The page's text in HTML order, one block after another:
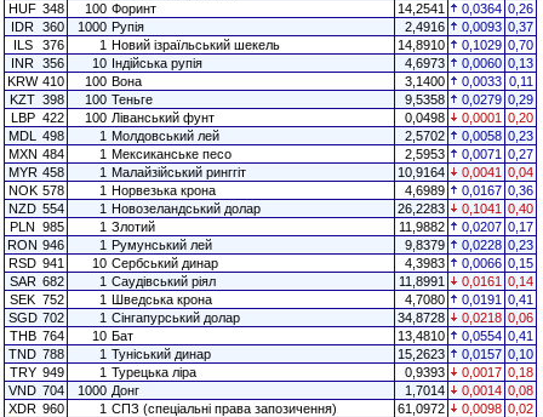
HUF 348 100 Форинт 14,2541 0,0364 0,26
IDR 360 1000 Рупія 2,4916 0,0093 0,37
ILS
376 1 Новий ізраїльський шекель 14,8910 0,1029 0,70
INR 356 10 Індійська рупія 4,6973 0,0060 0,13
KRW 410 100 Вона 3,1400 0,0033 0,11
KZT 398 100 Теньге 9,5358 0,0279 0,29
LBP 422 100 Ліванський фунт 0,0498 0,0001 0,20
MDL
498 1 Молдовський лей 2,5702 0,0058 0,23
MXN 484 1 Мексиканське песо 2,5953 0,0071 0,27
MYR 458 1 Малайзійський ринггіт 10,9164 0,0041 0,04
NOK 578 1 Норвезька крона 4,6989 0,0167 0,36
NZD 554 1 Новозеландський долар 26,2283 0,1041 0,40
PLN 985 1 Злотий 11,9882 0,0207 0,17
RON 946 1 Румунський лей 9,8379 0,0228 0,23
RSD 941 10 Сербський динар 4,3983 0,0066 0,15
SAR 682 1 Саудівський ріял 11,8991 0,0161 0,14
SEK 752 1 Шведська крона 4,7080 0,0191 0,41
SGD 702 1 Сінгапурський долар 34,8728 0,0218 0,06
THB 764 10 Бат 13,4810 0,0554 0,41
TND 788 1 Туніський динар 15,2623 0,0157 0,10
TRY 949 1 Турецька ліра 0,9393 0,0017 0,18
VND 704 1000 Донг 1,7014 0,0014 0,08
XDR 960 1 СПЗ (спеціальні права запозичення) 61,0972 0,0098 0,02